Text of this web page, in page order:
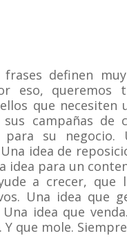
frases definen
eso, queremos
que necesiten
campañas de
para su negocio.
idea de
idea para un
a crecer, que
Una idea que
idea que
Y que mole.